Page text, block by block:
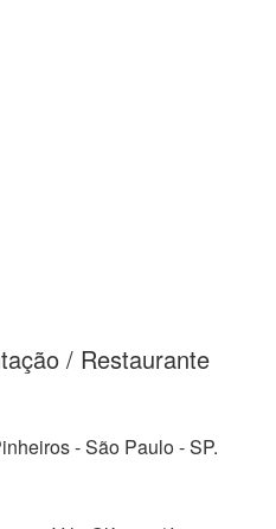
/ Restaurante
- São Paulo - SP.